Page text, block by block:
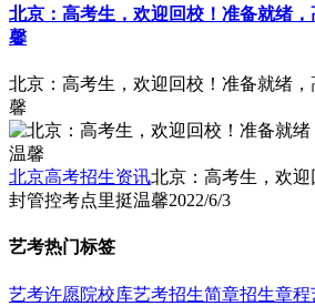
北京：高考生，欢迎回校！准备就绪
馨
北京：高考生，欢迎回校！准备就绪
馨
北京高考招生资讯北京：高考生，欢
封管控考点里挺温馨2022/6/3
艺考热门标签
艺考许愿院校库艺考招生简章招生章程